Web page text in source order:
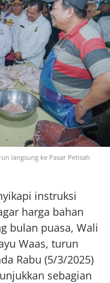
langsung ke Pasar Petisah
instruksi
harga bahan
bulan puasa, Wali
Waas, turun
Rabu (5/3/2025)
sebagian